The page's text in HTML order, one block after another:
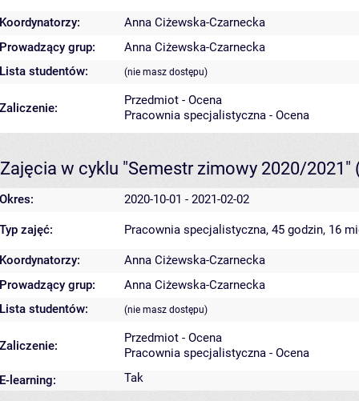
Koordynatorzy:
Anna Ciżewska-Czarnecka
Prowadzący grup:
Anna Ciżewska-Czarnecka
Lista studentów:
(nie masz dostępu)
Zaliczenie:
Przedmiot - Ocena
Pracownia specjalistyczna - Ocena
Zajęcia w cyklu "Semestr zimowy 2020/2021"
Okres: 2020-10-01 - 2021-02-02
Typ zajęć: Pracownia specjalistyczna, 45 godzin, 16
Koordynatorzy:
Anna Ciżewska-Czarnecka
Prowadzący grup:
Anna Ciżewska-Czarnecka
Lista studentów:
(nie masz dostępu)
Zaliczenie:
Przedmiot - Ocena
Pracownia specjalistyczna - Ocena
E-learning:
Tak